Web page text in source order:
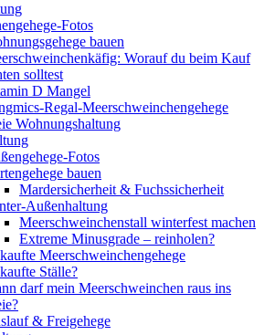
Fotos
bauen
Worauf du beim Kauf
solltest
D Mangel
Regal-Meerschweinchengehege
Wohnungshaltung
Fotos
bauen
Mardersicherheit & Fuchssicherheit
Außenhaltung
Meerschweinchenstall winterfest machen
Extreme Minusgrade – reinholen?
Meerschweinchengehege
Ställe?
darf mein Meerschweinchen raus ins
& Freigehege